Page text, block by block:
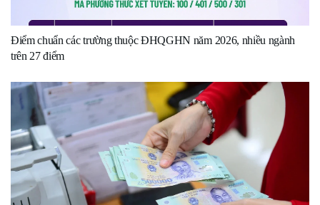
Điểm chuẩn các trường thuộc ĐHQGHN năm 2026, nhiều ngành
trên 27 điểm